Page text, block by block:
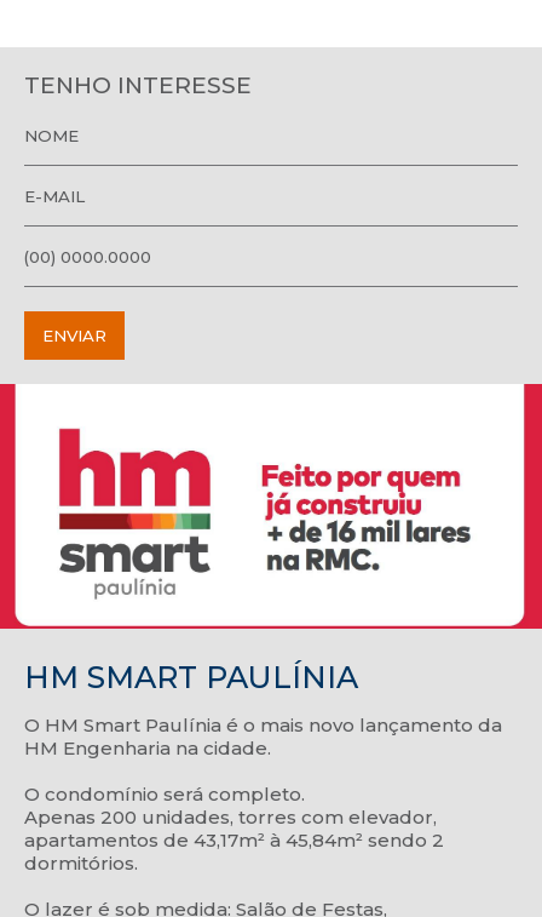
TENHO INTERESSE
HM SMART PAULÍNIA
O HM Smart Paulínia é o mais novo lançamento da
HM Engenharia na cidade.
O condomínio será completo.
Apenas 200 unidades, torres com elevador,
apartamentos de 43,17m² à 45,84m² sendo 2
dormitórios.
O lazer é sob medida: Salão de Festas,